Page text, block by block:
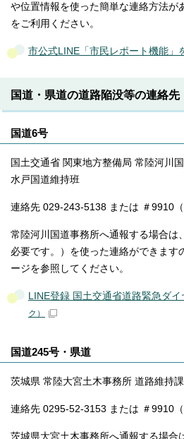
や位置情報を使った簡単な連絡方法が
をご利用ください。
市公式LINE「市民レポート機能」
国道・県道の道路陥没等の連絡先
国道6号
国土交通省 関東地方整備局 常陸河川
水戸国道維持班
連絡先 029-243-5138 または ＃9910（
常陸河川国道事務所へ通報する場合は
必要です。）を使った連絡ができます
ージを参照してください。
LINE登録 国土交通省道路緊急ダイ
ク）
国道245号・県道
茨城県 常陸大宮土木事務所 道路維持課
連絡先 0295-52-3153 または ＃9910（
茨城県大宮土木事務所へ通報する場合